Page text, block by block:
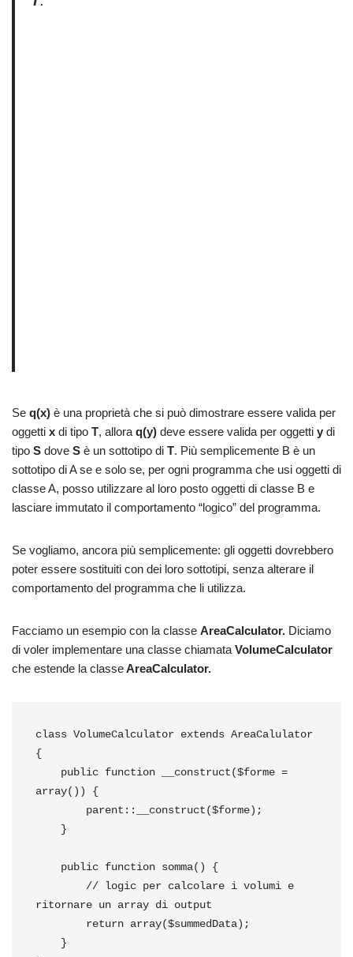
Se q(x) è una proprietà che si può dimostrare essere valida per
oggetti x di tipo T, allora q(y) deve essere valida per oggetti y di
tipo S dove S è un sottotipo di T. Più semplicemente B è un
sottotipo di A se e solo se, per ogni programma che usi oggetti di
classe A, posso utilizzare al loro posto oggetti di classe B e
lasciare immutato il comportamento “logico” del programma.
Se vogliamo, ancora più semplicemente: gli oggetti dovrebbero
poter essere sostituiti con dei loro sottotipi, senza alterare il
comportamento del programma che li utilizza.
Facciamo un esempio con la classe AreaCalculator. Diciamo
di voler implementare una classe chiamata VolumeCalculator
che estende la classeAreaCalculator.
class VolumeCalculator extends AreaCalulator
{
array()) {
ritornare un array di output